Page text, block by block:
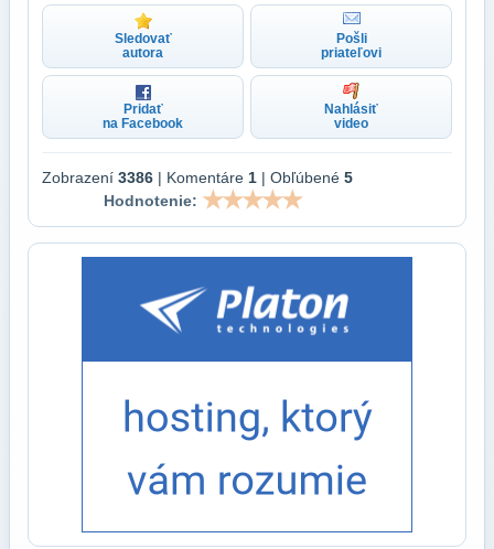
Sledovať
autora
Pošli
priateľovi
Pridať
na Facebook
Nahlásiť
video
Zobrazení 3386 | Komentáre 1 | Obľúbené 5
Hodnotenie: